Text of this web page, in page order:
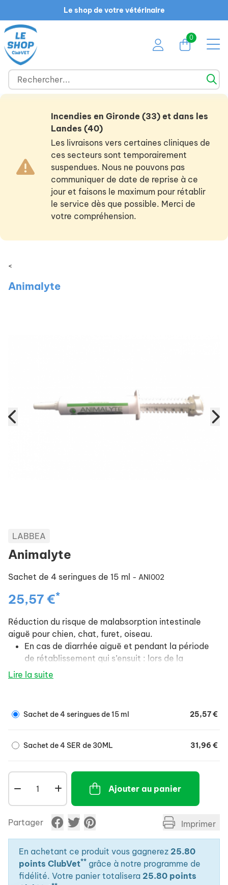
Le shop de votre vétérinaire
0
Incendies en Gironde (33) et dans les
Landes (40)
Les livraisons vers certaines cliniques de
ces secteurs sont temporairement
suspendues. Nous ne pouvons pas
communiquer de date de reprise à ce
jour et faisons le maximum pour rétablir
le service dès que possible. Merci de
votre compréhension.
<
Animalyte
LABBEA
Animalyte
Sachet de 4 seringues de 15 ml - ANI002
25,57 €*
Réduction du risque de malabsorption intestinale
aiguë pour chien, chat, furet, oiseau.
En cas de diarrhée aiguë et pendant la période
de rétablissement qui s’ensuit : lors de la
présence de selles molles ou liquides, lors de
pouvant créer un déséquilibre de la flore
Electrolytes, argile bentonite, pectines,
Avant utilisation, il est recommandé de
demander l’avis d’un vétérinaire.
Lire la suite
Sachet de 4 seringues de 15 ml 25,57 €
Sachet de 4 SER de 30ML 31,96 €
Ajouter au panier
Partager Imprimer
En achetant ce produit vous gagnerez 25.80
points ClubVet** grâce à notre programme de
fidélité. Votre panier totalisera 25.80 points